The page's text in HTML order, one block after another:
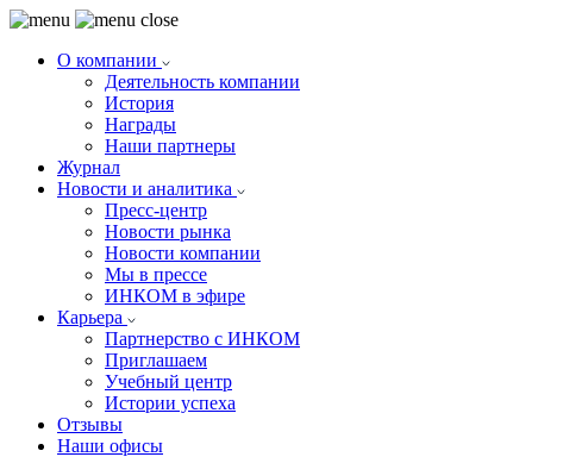
О компании
Деятельность компании
История
Награды
Наши партнеры
Журнал
Новости и аналитика
Пресс-центр
Новости рынка
Новости компании
Мы в прессе
ИНКОМ в эфире
Карьера
Партнерство с ИНКОМ
Приглашаем
Учебный центр
Истории успеха
Отзывы
Наши офисы